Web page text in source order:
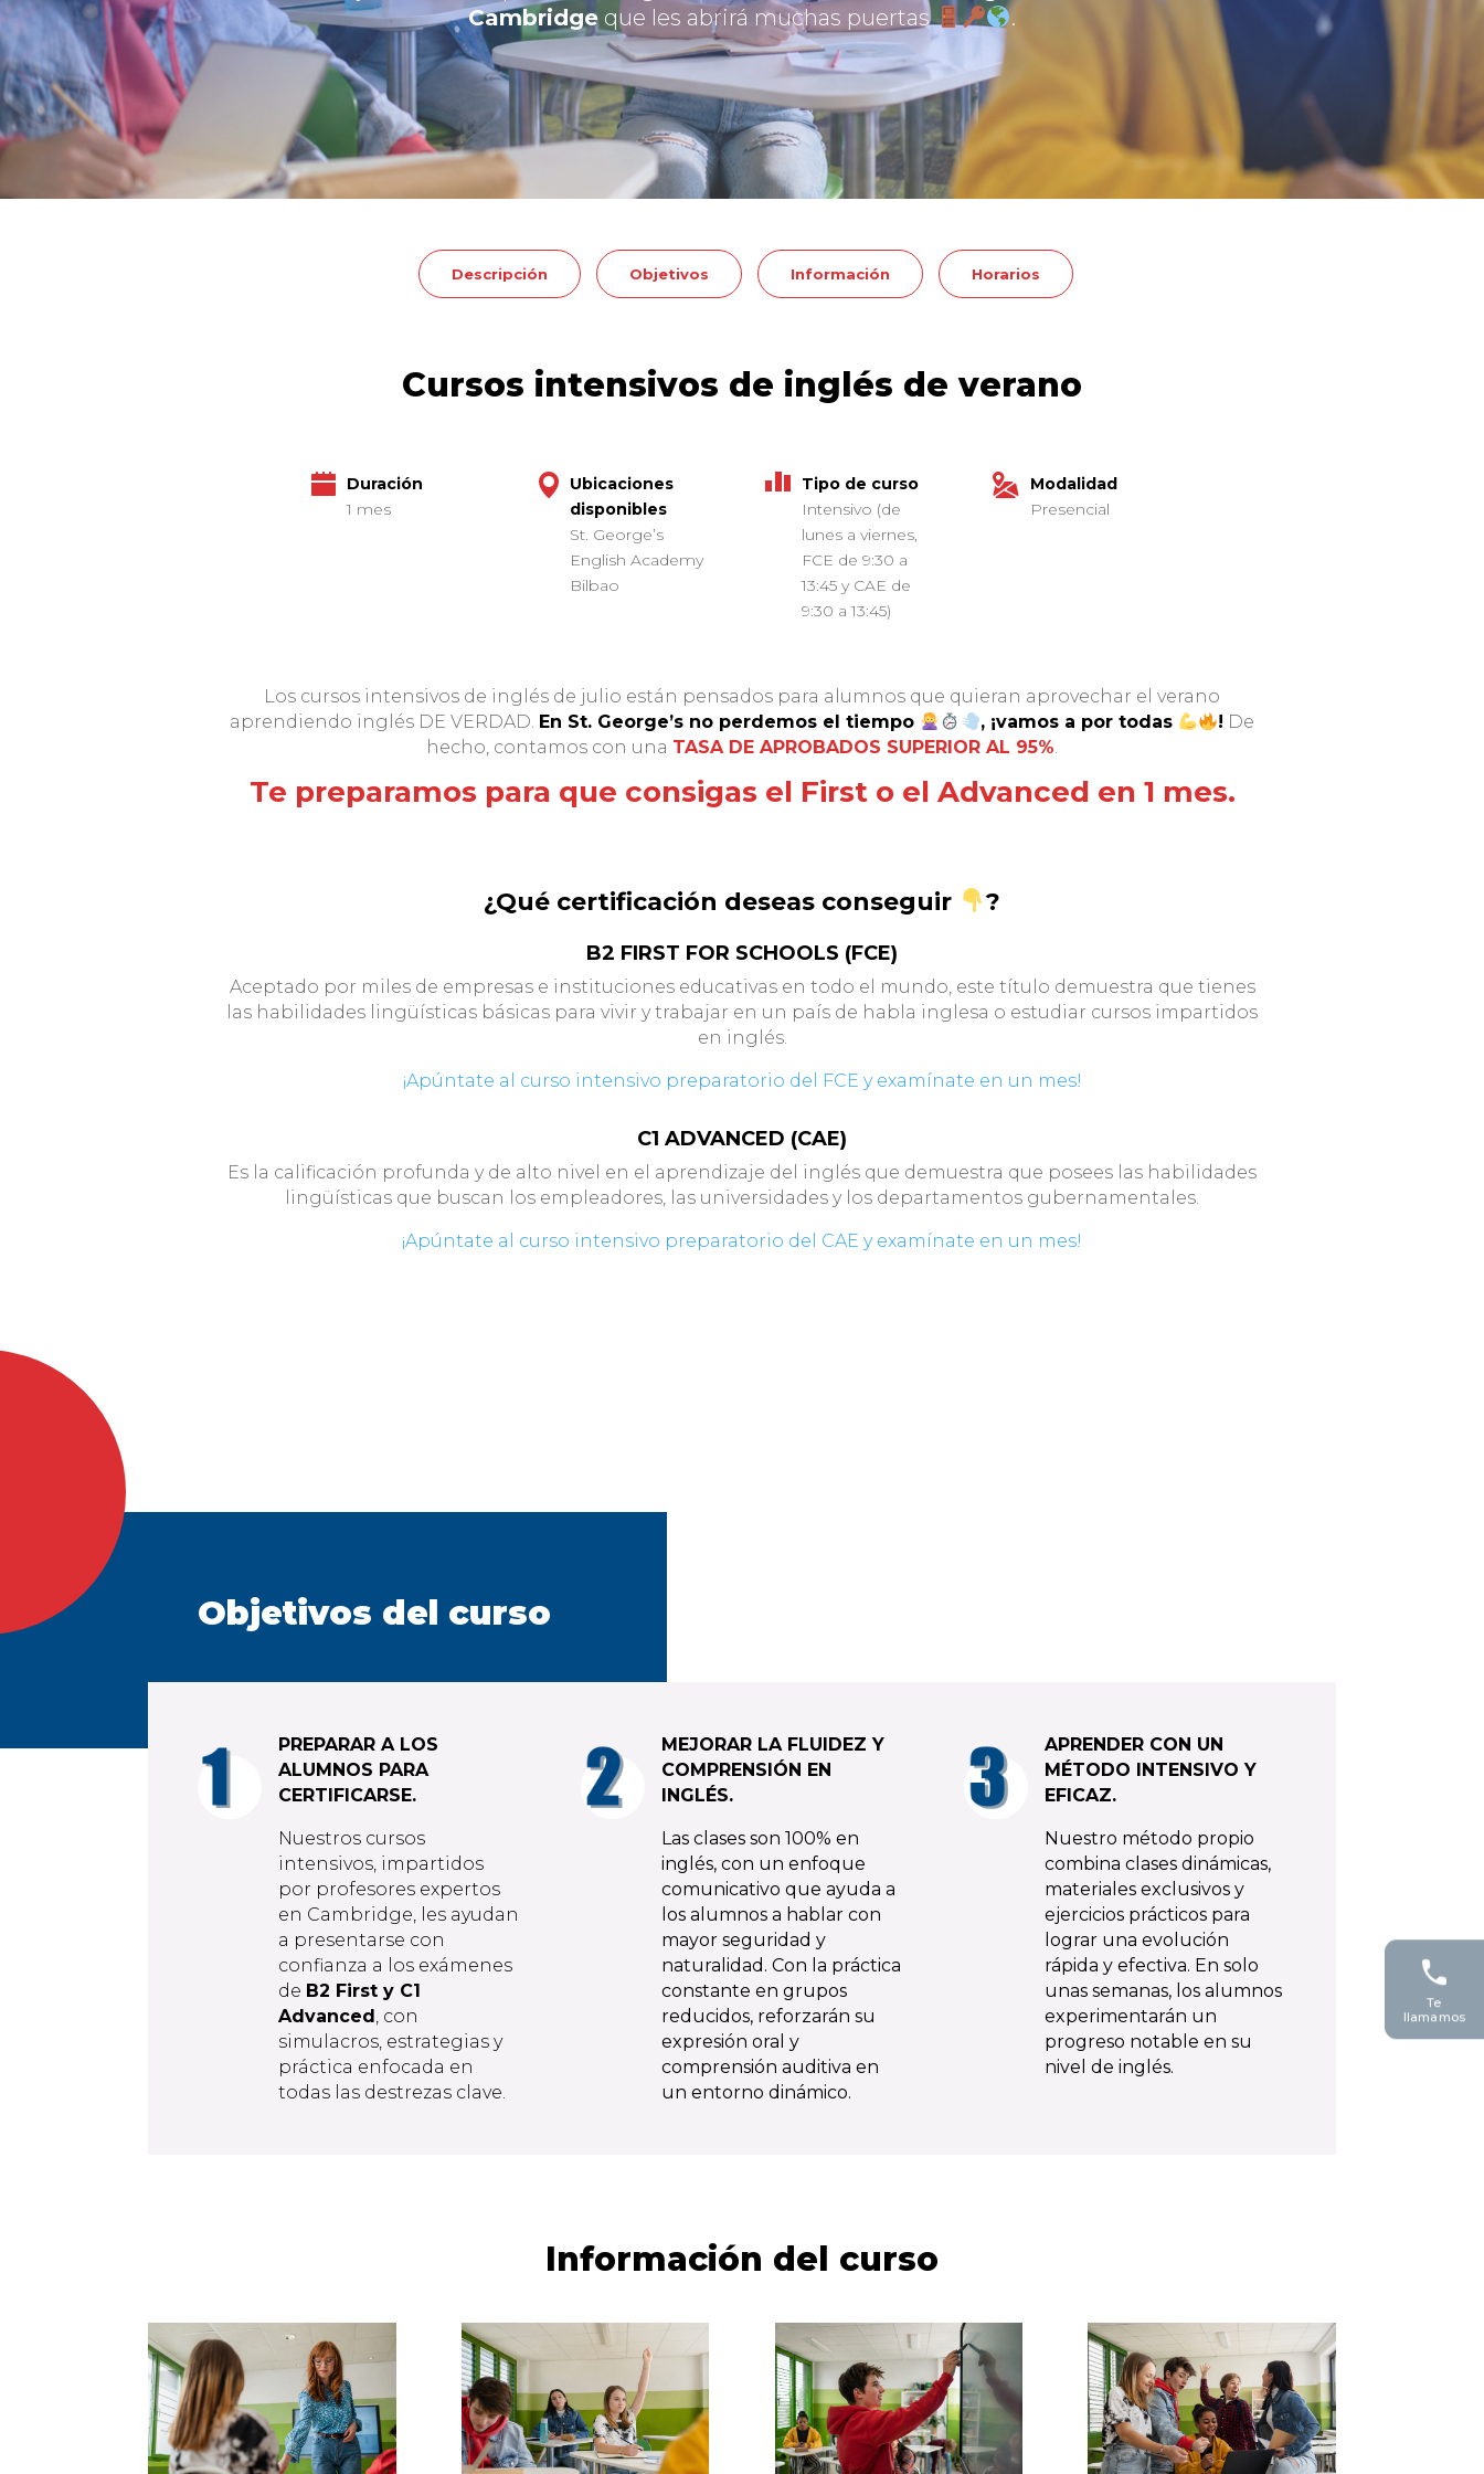
Cambridge que les abrirá muchas puertas .
Descripción Objetivos Información Horarios
Cursos intensivos de inglés de verano
Duración
1 mes
Ubicaciones
disponibles
St. George’s
English Academy
Bilbao
Tipo de curso
Intensivo (de
lunes a viernes,
FCE de 9:30 a
13:45 y CAE de
9:30 a 13:45)
Modalidad
Presencial
Los cursos intensivos de inglés de julio están pensados para alumnos que quieran aprovechar el verano
aprendiendo inglés DE VERDAD. En St. George’s no perdemos el tiempo , ¡vamos a por todas ! De
hecho, contamos con una TASA DE APROBADOS SUPERIOR AL 95%.
Te preparamos para que consigas el First o el Advanced en 1 mes.
¿Qué certificación deseas conseguir ?
B2 FIRST FOR SCHOOLS (FCE)
Aceptado por miles de empresas e instituciones educativas en todo el mundo, este título demuestra que tienes
las habilidades lingüísticas básicas para vivir y trabajar en un país de habla inglesa o estudiar cursos impartidos
en inglés.
¡Apúntate al curso intensivo preparatorio del FCE y examínate en un mes!
C1 ADVANCED (CAE)
Es la calificación profunda y de alto nivel en el aprendizaje del inglés que demuestra que posees las habilidades
lingüísticas que buscan los empleadores, las universidades y los departamentos gubernamentales.
¡Apúntate al curso intensivo preparatorio del CAE y examínate en un mes!
Objetivos del curso
PREPARAR A LOS
ALUMNOS PARA
CERTIFICARSE.
Nuestros cursos
intensivos, impartidos
por profesores expertos
en Cambridge, les ayudan
a presentarse con
confianza a los exámenes
de B2 First y C1
Advanced , con
simulacros, estrategias y
práctica enfocada en
todas las destrezas clave.
MEJORAR LA FLUIDEZ Y
COMPRENSIÓN EN
INGLÉS.
Las clases son 100% en
inglés, con un enfoque
comunicativo que ayuda a
los alumnos a hablar con
mayor seguridad y
naturalidad. Con la práctica
constante en grupos
reducidos, reforzarán su
expresión oral y
comprensión auditiva en
un entorno dinámico.
APRENDER CON UN
MÉTODO INTENSIVO Y
EFICAZ.
Nuestro método propio
combina clases dinámicas,
materiales exclusivos y
ejercicios prácticos para
lograr una evolución
rápida y efectiva. En solo
unas semanas, los alumnos
experimentarán un
progreso notable en su
nivel de inglés.
Información del curso
Te
llamamos